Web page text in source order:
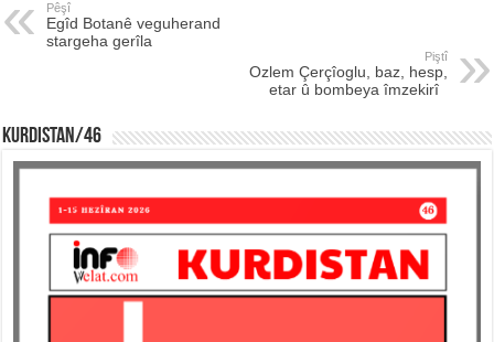
Pêşî
Egîd Botanê veguherand
stargeha gerîla
Piştî
Ozlem Çerçîoglu, baz, hesp,
etar û bombeya îmzekirî
KURDISTAN/46